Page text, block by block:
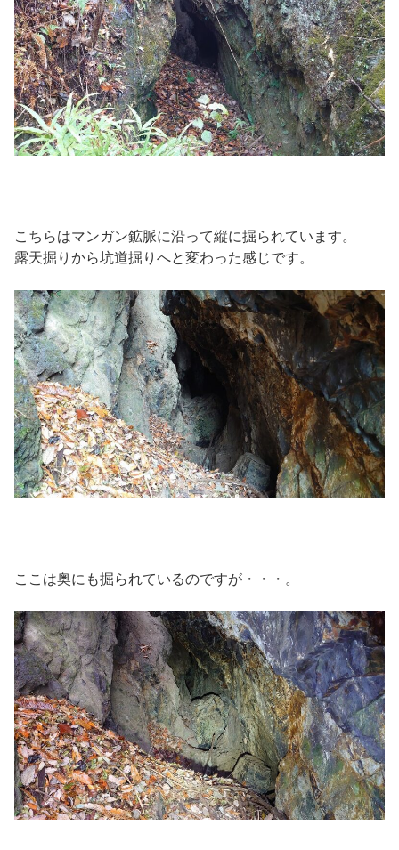
こちらはマンガン鉱脈に沿って縦に掘られています。
露天掘りから坑道掘りへと変わった感じです。
ここは奥にも掘られているのですが・・・。